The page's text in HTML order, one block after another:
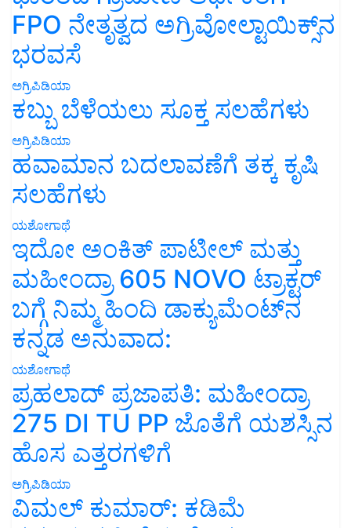
FPO ನೇತೃತ್ವದ ಅಗ್ರಿವೋಲ್ಟಾಯಿಕ್ಸ್‌ನ
ಭರವಸೆ
ಅಗ್ರಿಪಿಡಿಯಾ
ಕಬ್ಬು ಬೆಳೆಯಲು ಸೂಕ್ತ ಸಲಹೆಗಳು
ಅಗ್ರಿಪಿಡಿಯಾ
ಹವಾಮಾನ ಬದಲಾವಣೆಗೆ ತಕ್ಕ ಕೃಷಿ
ಸಲಹೆಗಳು
ಯಶೋಗಾಥೆ
ಇದೋ ಅಂಕಿತ್ ಪಾಟೀಲ್ ಮತ್ತು
ಮಹೀಂದ್ರಾ 605 NOVO ಟ್ರಾಕ್ಟರ್
ಬಗ್ಗೆ ನಿಮ್ಮ ಹಿಂದಿ ಡಾಕ್ಯುಮೆಂಟ್‌ನ
ಕನ್ನಡ ಅನುವಾದ:
ಯಶೋಗಾಥೆ
ಪ್ರಹಲಾದ್ ಪ್ರಜಾಪತಿ: ಮಹೀಂದ್ರಾ
275 DI TU PP ಜೊತೆಗೆ ಯಶಸ್ಸಿನ
ಹೊಸ ಎತ್ತರಗಳಿಗೆ
ಅಗ್ರಿಪಿಡಿಯಾ
ವಿಮಲ್ ಕುಮಾರ್: ಕಡಿಮೆ